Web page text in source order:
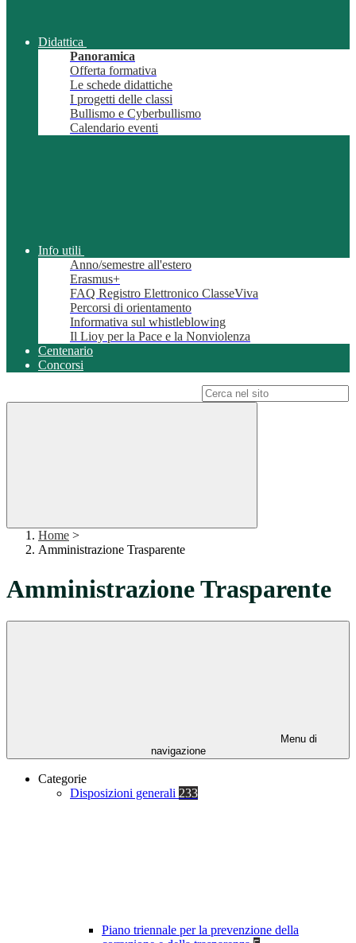
Didattica
Panoramica
Offerta formativa
Le schede didattiche
I progetti delle classi
Bullismo e Cyberbullismo
Calendario eventi
Info utili
Anno/semestre all'estero
Erasmus+
FAQ Registro Elettronico ClasseViva
Percorsi di orientamento
Informativa sul whistleblowing
Il Lioy per la Pace e la Nonviolenza
Centenario
Concorsi
Home >
Amministrazione Trasparente
Amministrazione Trasparente
Menu di
navigazione
Categorie
Disposizioni generali 233
Piano triennale per la prevenzione della